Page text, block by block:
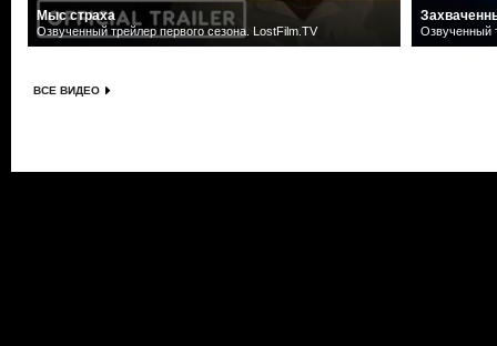
Мыс страха
Озвученный трейлер первого сезона. LostFilm.TV Озвученный
ВСЕ ВИДЕО